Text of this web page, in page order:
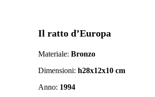
Il ratto d’Europa
Materiale: Bronzo
Dimensioni: h28x12x10 cm
Anno: 1994